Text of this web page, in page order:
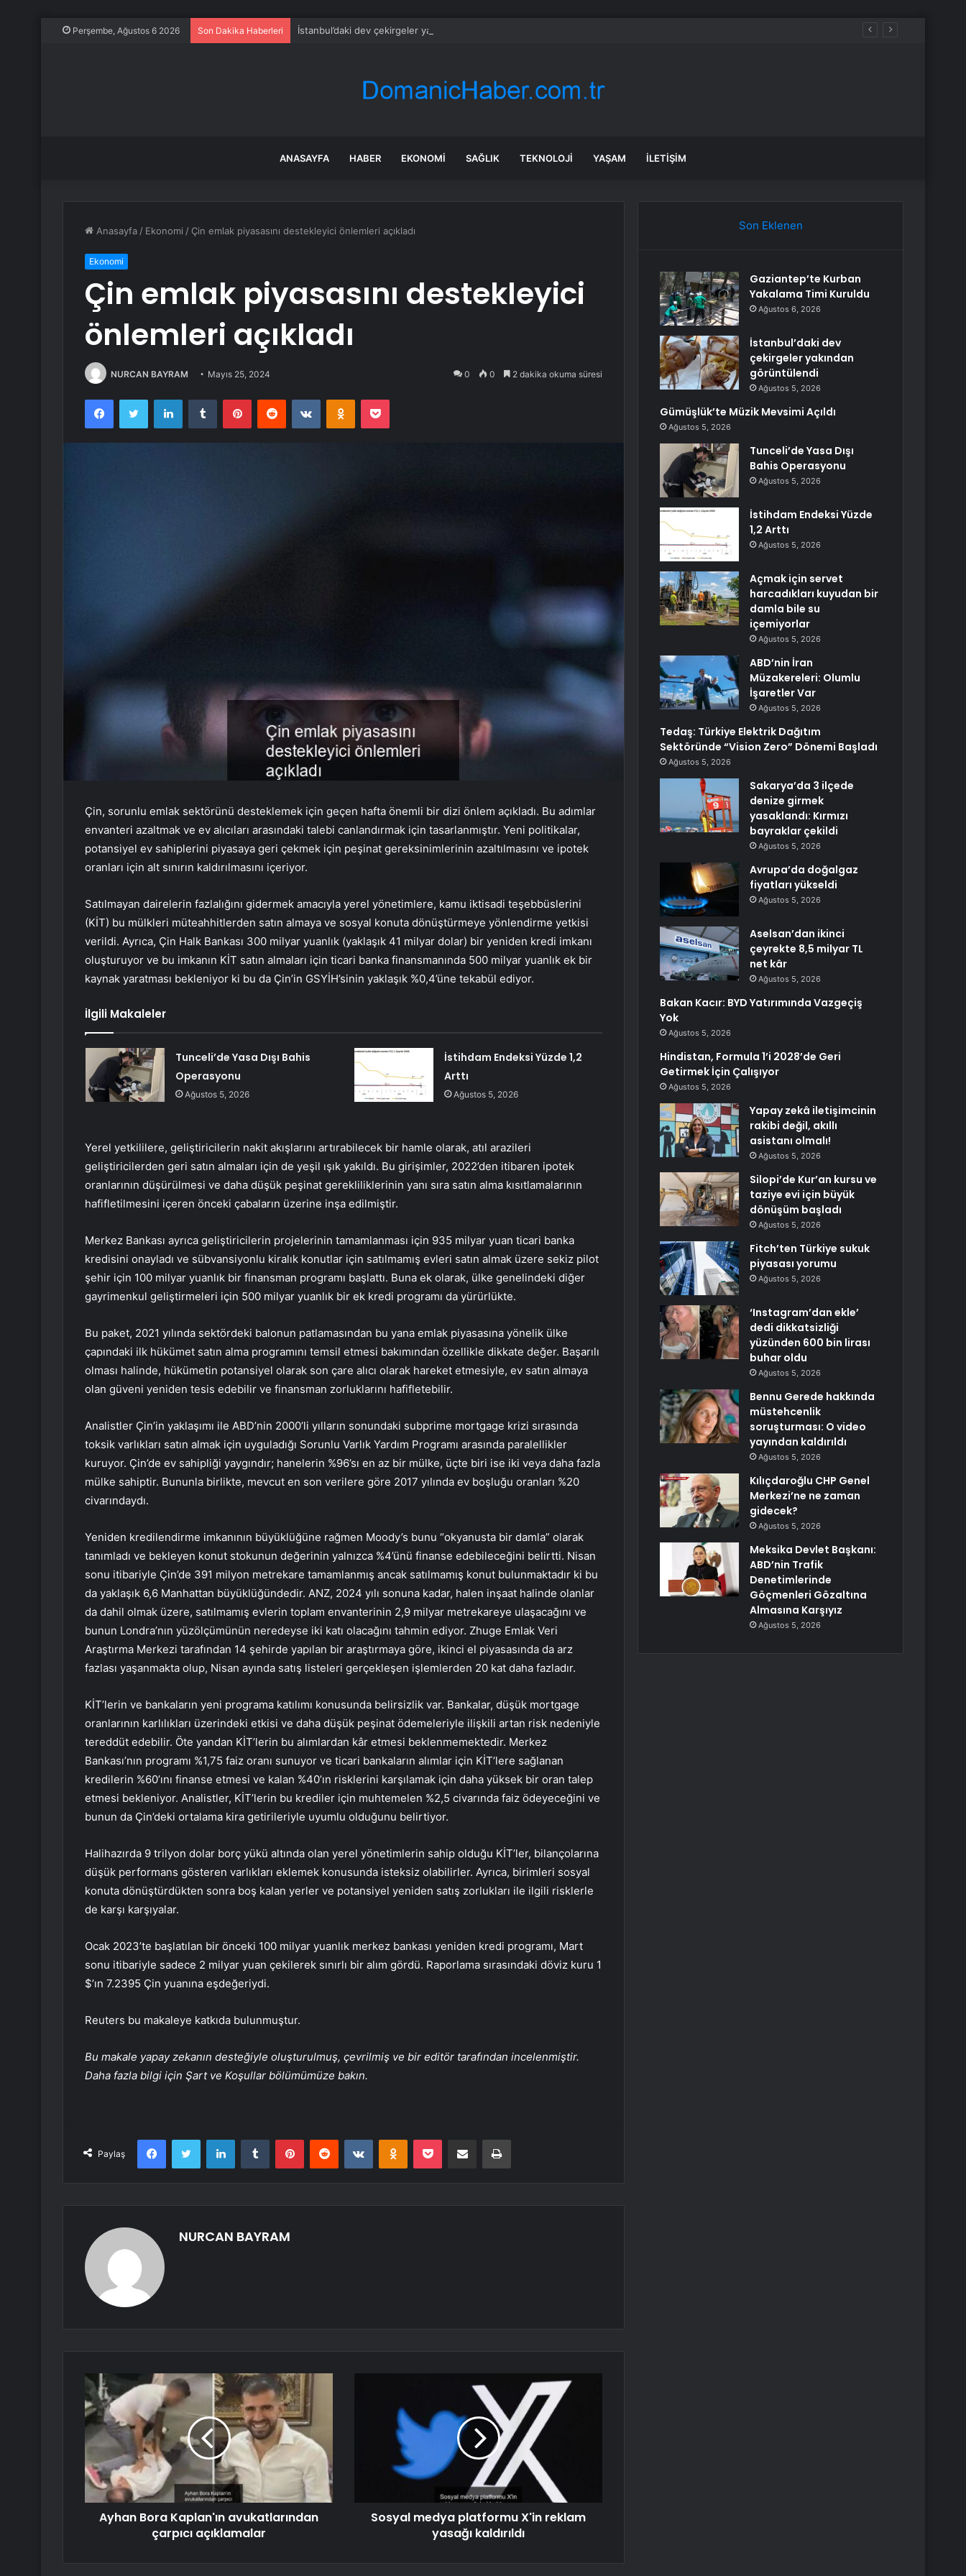
Perşembe, Ağustos 6 2026 Son Dakika Haberleri İstanbul’daki dev çekirgeler yakından görüntülendi
ANASAYFA HABER EKONOMI SAĞLIK TEKNOLOJI YAŞAM İLETIŞIM
Anasayfa / Ekonomi / Çin emlak piyasasını destekleyici önlemleri açıkladı
Ekonomi
Çin emlak piyasasını destekleyici
önlemleri açıkladı
NURCAN BAYRAM Mayıs 25, 2024 0 0 2 dakika okuma süresi
FacebookTwitter LinkedInTumblr PinterestReddit VKontakteOdnoklassniki
Pocket
Çin, sorunlu emlak sektörünü desteklemek için geçen hafta önemli bir dizi önlem açıkladı. Bu adımlar
envanteri azaltmak ve ev alıcıları arasındaki talebi canlandırmak için tasarlanmıştır. Yeni politikalar,
potansiyel ev sahiplerini piyasaya geri çekmek için peşinat gereksinimlerinin azaltılmasını ve ipotek
oranları için alt sınırın kaldırılmasını içeriyor.
Satılmayan dairelerin fazlalığını gidermek amacıyla yerel yönetimlere, kamu iktisadi teşebbüslerini
(KİT) bu mülkleri müteahhitlerden satın almaya ve sosyal konuta dönüştürmeye yönlendirme yetkisi
verildi. Ayrıca, Çin Halk Bankası 300 milyar yuanlık (yaklaşık 41 milyar dolar) bir yeniden kredi imkanı
oluşturuyor ve bu imkanın KİT satın almaları için ticari banka finansmanında 500 milyar yuanlık ek bir
kaynak yaratması bekleniyor ki bu da Çin’in GSYİH’sinin yaklaşık %0,4’üne tekabül ediyor.
İlgili Makaleler
Tunceli’de Yasa Dışı Bahis
Operasyonu
Ağustos 5, 2026
İstihdam Endeksi Yüzde 1,2
Arttı
Ağustos 5, 2026
Yerel yetkililere, geliştiricilerin nakit akışlarını artırabilecek bir hamle olarak, atıl arazileri
geliştiricilerden geri satın almaları için de yeşil ışık yakıldı. Bu girişimler, 2022’den itibaren ipotek
oranlarının düşürülmesi ve daha düşük peşinat gerekliliklerinin yanı sıra satın alma kısıtlamalarının
hafifletilmesini içeren önceki çabaların üzerine inşa edilmiştir.
Merkez Bankası ayrıca geliştiricilerin projelerinin tamamlanması için 935 milyar yuan ticari banka
kredisini onayladı ve sübvansiyonlu kiralık konutlar için satılmamış evleri satın almak üzere sekiz pilot
şehir için 100 milyar yuanlık bir finansman programı başlattı. Buna ek olarak, ülke genelindeki diğer
gayrimenkul geliştirmeleri için 500 milyar yuanlık bir ek kredi programı da yürürlükte.
Bu paket, 2021 yılında sektördeki balonun patlamasından bu yana emlak piyasasına yönelik ülke
çapındaki ilk hükümet satın alma programını temsil etmesi bakımından özellikle dikkate değer. Başarılı
olması halinde, hükümetin potansiyel olarak son çare alıcı olarak hareket etmesiyle, ev satın almaya
olan güveni yeniden tesis edebilir ve finansman zorluklarını hafifletebilir.
Analistler Çin’in yaklaşımı ile ABD’nin 2000’li yılların sonundaki subprime mortgage krizi sırasında
toksik varlıkları satın almak için uyguladığı Sorunlu Varlık Yardım Programı arasında paralellikler
kuruyor. Çin’de ev sahipliği yaygındır; hanelerin %96’sı en az bir mülke, üçte biri ise iki veya daha fazla
mülke sahiptir. Bununla birlikte, mevcut en son verilere göre 2017 yılında ev boşluğu oranları %20
civarındaydı.
Yeniden kredilendirme imkanının büyüklüğüne rağmen Moody’s bunu “okyanusta bir damla” olarak
tanımladı ve bekleyen konut stokunun değerinin yalnızca %4’ünü finanse edebileceğini belirtti. Nisan
sonu itibariyle Çin’de 391 milyon metrekare tamamlanmış ancak satılmamış konut bulunmaktadır ki bu
da yaklaşık 6,6 Manhattan büyüklüğündedir. ANZ, 2024 yılı sonuna kadar, halen inşaat halinde olanlar
da dahil olmak üzere, satılmamış evlerin toplam envanterinin 2,9 milyar metrekareye ulaşacağını ve
bunun Londra’nın yüzölçümünün neredeyse iki katı olacağını tahmin ediyor. Zhuge Emlak Veri
Araştırma Merkezi tarafından 14 şehirde yapılan bir araştırmaya göre, ikinci el piyasasında da arz
fazlası yaşanmakta olup, Nisan ayında satış listeleri gerçekleşen işlemlerden 20 kat daha fazladır.
KİT’lerin ve bankaların yeni programa katılımı konusunda belirsizlik var. Bankalar, düşük mortgage
oranlarının karlılıkları üzerindeki etkisi ve daha düşük peşinat ödemeleriyle ilişkili artan risk nedeniyle
tereddüt edebilir. Öte yandan KİT’lerin bu alımlardan kâr etmesi beklenmemektedir. Merkez
Bankası’nın programı %1,75 faiz oranı sunuyor ve ticari bankaların alımlar için KİT’lere sağlanan
kredilerin %60’ını finanse etmesi ve kalan %40’ın risklerini karşılamak için daha yüksek bir oran talep
etmesi bekleniyor. Analistler, KİT’lerin bu krediler için muhtemelen %2,5 civarında faiz ödeyeceğini ve
bunun da Çin’deki ortalama kira getirileriyle uyumlu olduğunu belirtiyor.
Halihazırda 9 trilyon dolar borç yükü altında olan yerel yönetimlerin sahip olduğu KİT’ler, bilançolarına
düşük performans gösteren varlıkları eklemek konusunda isteksiz olabilirler. Ayrıca, birimleri sosyal
konuta dönüştürdükten sonra boş kalan yerler ve potansiyel yeniden satış zorlukları ile ilgili risklerle
de karşı karşıyalar.
Ocak 2023’te başlatılan bir önceki 100 milyar yuanlık merkez bankası yeniden kredi programı, Mart
sonu itibariyle sadece 2 milyar yuan çekilerek sınırlı bir alım gördü. Raporlama sırasındaki döviz kuru 1
$’ın 7.2395 Çin yuanına eşdeğeriydi.
Reuters bu makaleye katkıda bulunmuştur.
Bu makale yapay zekanın desteğiyle oluşturulmuş, çevrilmiş ve bir editör tarafından incelenmiştir.
Daha fazla bilgi için Şart ve Koşullar bölümümüze bakın.
Paylaş
FacebookTwitter LinkedInTumblr PinterestReddit VKontakteOdnoklassniki
Pocket E-Posta ile paylaş Yazdır
NURCAN BAYRAM
Ayhan Bora Kaplan'ın avukatlarından
çarpıcı açıklamalar
Sosyal medya platformu X'in reklam
yasağı kaldırıldı
Son Eklenen
Gaziantep’te Kurban
Yakalama Timi Kuruldu
Ağustos 6, 2026
İstanbul’daki dev
çekirgeler yakından
görüntülendi
Ağustos 5, 2026
Gümüşlük’te Müzik Mevsimi Açıldı
Ağustos 5, 2026
Tunceli’de Yasa Dışı
Bahis Operasyonu
Ağustos 5, 2026
İstihdam Endeksi Yüzde
1,2 Arttı
Ağustos 5, 2026
Açmak için servet
harcadıkları kuyudan bir
damla bile su
içemiyorlar
Ağustos 5, 2026
ABD’nin İran
Müzakereleri: Olumlu
İşaretler Var
Ağustos 5, 2026
Tedaş: Türkiye Elektrik Dağıtım
Sektöründe “Vision Zero” Dönemi Başladı
Ağustos 5, 2026
Sakarya’da 3 ilçede
denize girmek
yasaklandı: Kırmızı
bayraklar çekildi
Ağustos 5, 2026
Avrupa’da doğalgaz
fiyatları yükseldi
Ağustos 5, 2026
Aselsan’dan ikinci
çeyrekte 8,5 milyar TL
net kâr
Ağustos 5, 2026
Bakan Kacır: BYD Yatırımında Vazgeçiş
Yok
Ağustos 5, 2026
Hindistan, Formula 1’i 2028’de Geri
Getirmek İçin Çalışıyor
Ağustos 5, 2026
Yapay zekâ iletişimcinin
rakibi değil, akıllı
asistanı olmalı!
Ağustos 5, 2026
Silopi’de Kur’an kursu ve
taziye evi için büyük
dönüşüm başladı
Ağustos 5, 2026
Fitch’ten Türkiye sukuk
piyasası yorumu
Ağustos 5, 2026
‘Instagram’dan ekle’
dedi dikkatsizliği
yüzünden 600 bin lirası
buhar oldu
Ağustos 5, 2026
Bennu Gerede hakkında
müstehcenlik
soruşturması: O video
yayından kaldırıldı
Ağustos 5, 2026
Kılıçdaroğlu CHP Genel
Merkezi’ne ne zaman
gidecek?
Ağustos 5, 2026
Meksika Devlet Başkanı:
ABD’nin Trafik
Denetimlerinde
Göçmenleri Gözaltına
Almasına Karşıyız
Ağustos 5, 2026